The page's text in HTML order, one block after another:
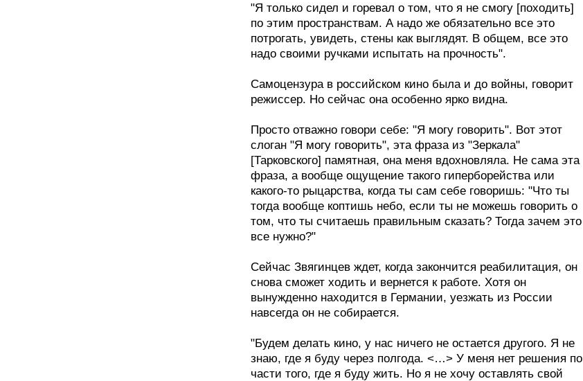
"Я только сидел и горевал о том, что я не смогу [походить]
по этим пространствам. А надо же обязательно все это
потрогать, увидеть, стены как выглядят. В общем, все это
надо своими ручками испытать на прочность".
Самоцензура в российском кино была и до войны, говорит
режиссер. Но сейчас она особенно ярко видна.
Просто отважно говори себе: "Я могу говорить". Вот этот
слоган "Я могу говорить", эта фраза из "Зеркала"
[Тарковского] памятная, она меня вдохновляла. Не сама эта
фраза, а вообще ощущение такого гиперборейства или
какого-то рыцарства, когда ты сам себе говоришь: "Что ты
тогда вообще коптишь небо, если ты не можешь говорить о
том, что ты считаешь правильным сказать? Тогда зачем это
все нужно?"
Сейчас Звягинцев ждет, когда закончится реабилитация, он
снова сможет ходить и вернется к работе. Хотя он
вынужденно находится в Германии, уезжать из России
навсегда он не собирается.
"Будем делать кино, у нас ничего не остается другого. Я не
знаю, где я буду через полгода. <…> У меня нет решения по
части того, где я буду жить. Но я не хочу оставлять свой